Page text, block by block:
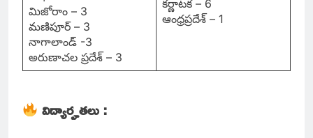
మిజోరాం – 3
మణిపూర్ – 3
నాగాలాండ్ -3
అరుణాచల ప్రదేశ్ – 3
కర్ణాటక – 6
ఆంధ్రప్రదేశ్ – 1
విద్యార్హతలు :